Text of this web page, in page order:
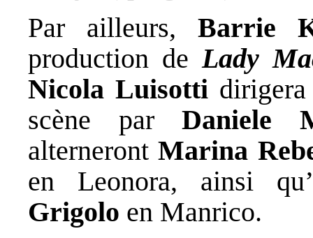
Par ailleurs, Barrie
production de Lady
Nicola Luisottidirigera
scène parDaniele
alternerontMarina
en Leonora, ainsi qu’
Grigolo en Manrico.